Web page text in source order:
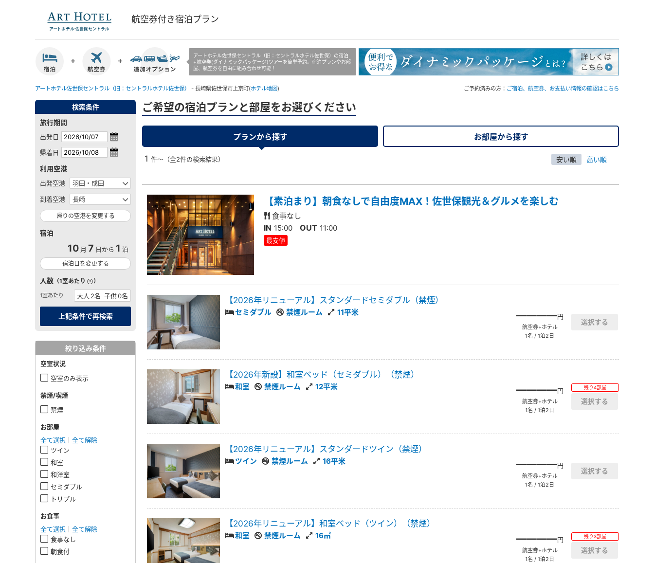
航空券付き宿泊プラン
アートホテル佐世保セントラル（旧：セントラルホテル佐世保）の宿泊
+航空券(ダイナミックパッケージ)ツアーを簡単予約。宿泊プランやお部
屋、航空券を自由に組み合わせ可能！
アートホテル佐世保セントラル（旧：セントラルホテル佐世保） - 長崎県佐世保市上京町(ホテル地図) ご予約済みの方： ご宿泊、航空券、お支払い情報の確認はこちら
検索条件
旅行期間
出発日
帰着日
利用空港
出発空港
到着空港
帰りの空港を変更する
宿泊
10 月 7 日から 1 泊
宿泊日を変更する
人数 （1室あたり ）
1室あたり
絞り込み条件
空室状況
空室のみ表示
禁煙/喫煙
禁煙
お部屋
全て選択
全て解除
ツイン
和室
和洋室
セミダブル
トリプル
お食事
全て選択
全て解除
食事なし
朝食付
ご希望の宿泊プランと部屋をお選びください
プランから探す お部屋から探す
1 件～（全2件の検索結果） 安い順 高い順
【素泊まり】朝食なしで自由度MAX！佐世保観光＆グルメを楽しむ
食事なし
IN 15:00 OUT 11:00
最安値
【2026年リニューアル】スタンダードセミダブル（禁煙）
セミダブル 禁煙ルーム 11平米 ――――円
航空券+ホテル
1名 / 1泊2日
【2026年新設】和室ベッド（セミダブル）（禁煙）
和室 禁煙ルーム 12平米 ――――円
航空券+ホテル
1名 / 1泊2日
残り4部屋
【2026年リニューアル】スタンダードツイン（禁煙）
ツイン 禁煙ルーム 16平米 ――――円
航空券+ホテル
1名 / 1泊2日
【2026年リニューアル】和室ベッド（ツイン）（禁煙）
和室 禁煙ルーム 16㎡ ――――円
航空券+ホテル
1名 / 1泊2日
残り3部屋